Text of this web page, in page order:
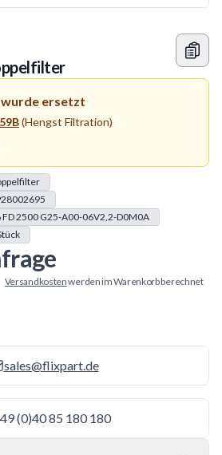
ersetzt
(Hengst Filtration)
FD 2500 G25-A00-06V2,2-D0M0A
Versandkostenwerden im Warenkorb berechnet
sales@flixpart.de
(0)40 85 180 180